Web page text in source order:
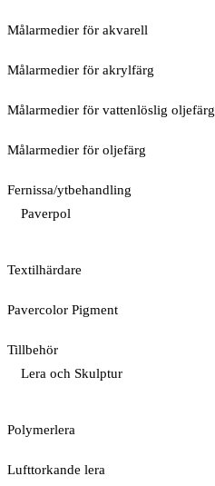
Målarmedier för akvarell
Målarmedier för akrylfärg
Målarmedier för vattenlöslig oljefärg
Målarmedier för oljefärg
Fernissa/ytbehandling
Paverpol
Textilhärdare
Pavercolor Pigment
Tillbehör
Lera och Skulptur
Polymerlera
Lufttorkande lera